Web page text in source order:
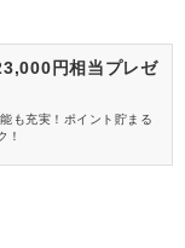
円相当プレゼ
も充実！ポイント貯まる
！